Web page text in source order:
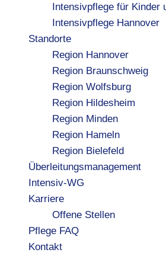
Intensivpflege für Kinder
Intensivpflege Hannover
Standorte
Region Hannover
Region Braunschweig
Region Wolfsburg
Region Hildesheim
Region Minden
Region Hameln
Region Bielefeld
Überleitungsmanagement
Intensiv-WG
Karriere
Offene Stellen
Pflege FAQ
Kontakt